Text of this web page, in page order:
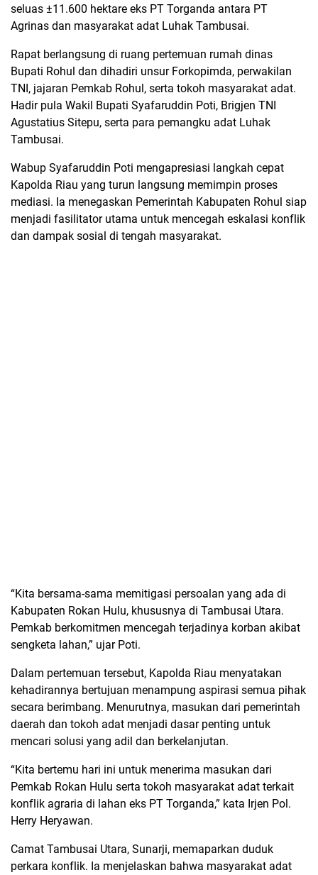
seluas ±11.600 hektare eks PT Torganda antara PT
Agrinas dan masyarakat adat Luhak Tambusai.
Rapat berlangsung di ruang pertemuan rumah dinas
Bupati Rohul dan dihadiri unsur Forkopimda, perwakilan
TNI, jajaran Pemkab Rohul, serta tokoh masyarakat adat.
Hadir pula Wakil Bupati Syafaruddin Poti, Brigjen TNI
Agustatius Sitepu, serta para pemangku adat Luhak
Tambusai.
Wabup Syafaruddin Poti mengapresiasi langkah cepat
Kapolda Riau yang turun langsung memimpin proses
mediasi. Ia menegaskan Pemerintah Kabupaten Rohul siap
menjadi fasilitator utama untuk mencegah eskalasi konflik
dan dampak sosial di tengah masyarakat.
“Kita bersama-sama memitigasi persoalan yang ada di
Kabupaten Rokan Hulu, khususnya di Tambusai Utara.
Pemkab berkomitmen mencegah terjadinya korban akibat
sengketa lahan,” ujar Poti.
Dalam pertemuan tersebut, Kapolda Riau menyatakan
kehadirannya bertujuan menampung aspirasi semua pihak
secara berimbang. Menurutnya, masukan dari pemerintah
daerah dan tokoh adat menjadi dasar penting untuk
mencari solusi yang adil dan berkelanjutan.
“Kita bertemu hari ini untuk menerima masukan dari
Pemkab Rokan Hulu serta tokoh masyarakat adat terkait
konflik agraria di lahan eks PT Torganda,” kata Irjen Pol.
Herry Heryawan.
Camat Tambusai Utara, Sunarji, memaparkan duduk
perkara konflik. Ia menjelaskan bahwa masyarakat adat